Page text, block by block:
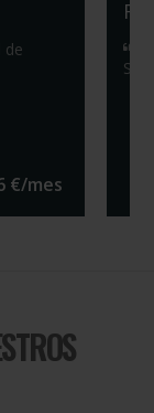
de
€/mes